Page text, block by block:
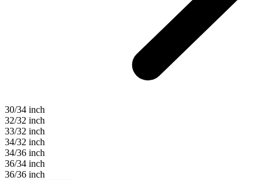
30/34 inch
32/32 inch
33/32 inch
34/32 inch
34/36 inch
36/34 inch
36/36 inch